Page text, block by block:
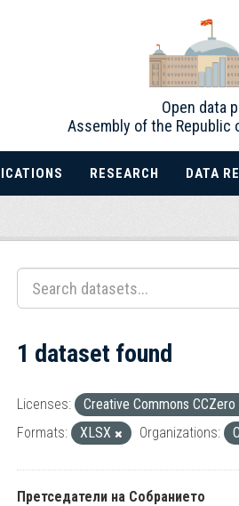
Open data
Assembly of the Republic
RESEARCH DATA
1 dataset found
Licenses: Creative Commons CCZero
Formats:
XLSX Organizations:
Претседатели на Собранието